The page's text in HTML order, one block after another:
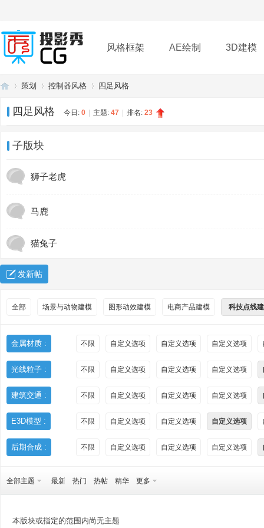
风格框架 AE绘制 3D建模
插件 帮助 下载
策划 控制器风格 四足风格
四足风格 今日: 0 主题: 47 排名: 23
子版块
狮子老虎
马鹿
猫兔子
发新帖
全部 场景与动物建模 图形动效建模 电商产品建模 科技点线
金属材质 : 不限 自定义选项 自定义选项 自定义选项
光线粒子 : 不限 自定义选项 自定义选项 自定义选项
建筑交通 : 不限 自定义选项 自定义选项 自定义选项
E3D模型 : 不限 自定义选项 自定义选项 自定义选项
后期合成 : 不限 自定义选项 自定义选项 自定义选项
全部主题 最新 热门 热帖 精华 更多
本版块或指定的范围内尚无主题